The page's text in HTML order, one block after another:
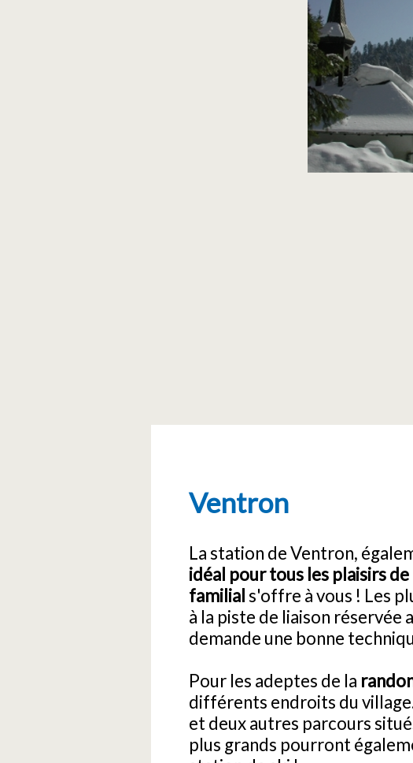
Ventron
La station de Ventron,
idéal pour tous les plaisirs
familials'offre à vous ! Les
à la piste de liaison
demande une bonne
Pour les adeptes de la
différents endroits du
et deux autres parcours
plus grands pourront